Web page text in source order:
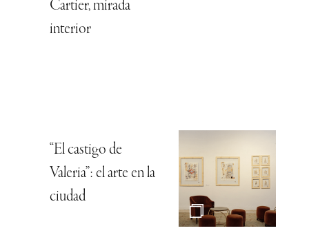
Cartier, mirada
interior
“El castigo de
Valeria”: el arte en la
ciudad